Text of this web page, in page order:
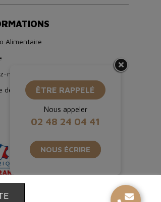
Alimentaire
nous : boutique@proebo.fr
de Strasbourg, 94150 Rungis
ÊTRE RAPPELÉ
Nous appeler
02 48 24 04 41
NOUS ÉCRIRE